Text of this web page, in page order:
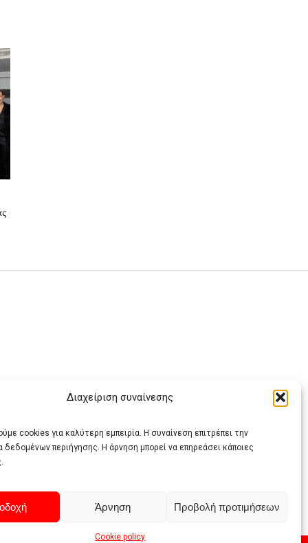
Διαχείριση συναίνεσης
cookies για καλύτερη εμπειρία. Η συναίνεση επιτρέπει την
δεδομένων περιήγησης. Η άρνηση μπορεί να επηρεάσει κάποιες
Άρνηση Προβολή προτιμήσεων
Cookie policy